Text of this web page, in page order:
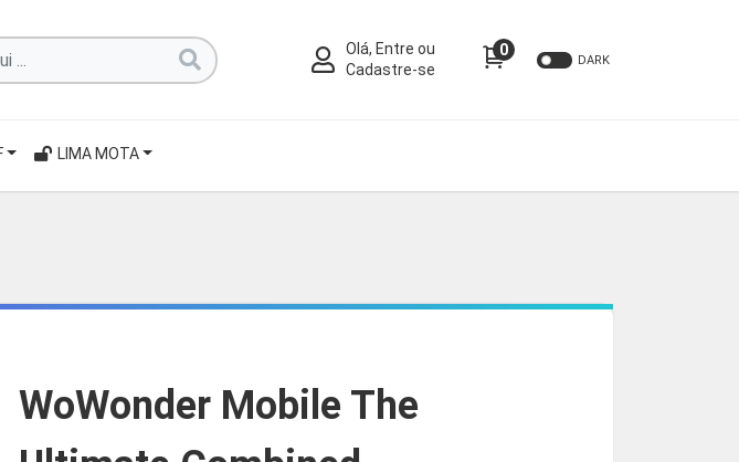
Olá, Entre ou
Cadastre-se
0
DARK
LIMA MOTA
WoWonder Mobile The